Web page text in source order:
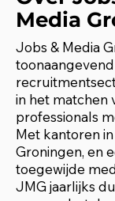
Media
Jobs & Media
in het matchen
professionals
Met kantoren
Groningen, en
toegewijde
JMG jaarlijks